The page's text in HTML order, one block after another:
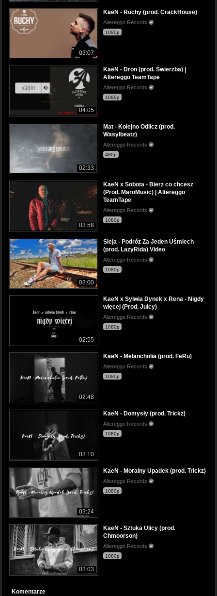
03:07
KaeN - Ruchy (prod. CrackHouse)
Altereggo Records
1080p
04:05
KaeN - Dron (prod. Świerzba) |
Altereggo TeamTape
Altereggo Records
1080p
02:33
Mat - Kolejno Odlicz (prod.
Wasylbeatz)
Altereggo Records
480p
03:58
KaeN x Sobota - Bierz co chcesz
(Prod. MaroMusic) | Altereggo
TeamTape
Altereggo Records
1080p
03:00
Sieja - Podróż Za Jeden Uśmiech
(prod. LazyRida) Video
Altereggo Records
1080p
02:55
KaeN x Sylwia Dynek x Rena - Nigdy
więcej (Prod. Juicy)
Altereggo Records
1080p
02:48
KaeN - Melancholia (prod. FeRu)
Altereggo Records
1080p
03:10
KaeN - Domysły (prod. Trickz)
Altereggo Records
1080p
03:24
KaeN - Moralny Upadek (prod. Trickz)
Altereggo Records
1080p
03:03
KaeN - Sztuka Ulicy (prod.
Chmoorson)
Altereggo Records
1080p
Komentarze